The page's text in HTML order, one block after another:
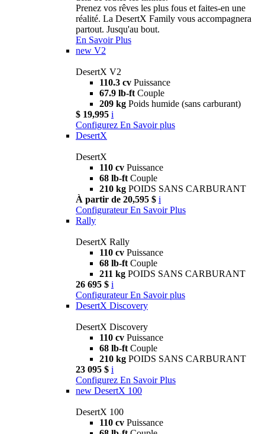
Prenez vos rêves les plus fous et faites-en une
réalité. La DesertX Family vous accompagnera
partout. Jusqu'au bout.
En Savoir Plus
new V2
DesertX V2
110.3 cv Puissance
67.9 lb-ft Couple
209 kg Poids humide (sans carburant)
$ 19,995 i
Configurez En Savoir plus
DesertX
DesertX
110 cv Puissance
68 lb-ft Couple
210 kg POIDS SANS CARBURANT
À partir de 20,595 $ i
Configurateur En Savoir Plus
Rally
DesertX Rally
110 cv Puissance
68 lb-ft Couple
211 kg POIDS SANS CARBURANT
26 695 $ i
Configurateur En Savoir plus
DesertX Discovery
DesertX Discovery
110 cv Puissance
68 lb-ft Couple
210 kg POIDS SANS CARBURANT
23 095 $ i
Configurez En Savoir Plus
new DesertX 100
DesertX 100
110 cv Puissance